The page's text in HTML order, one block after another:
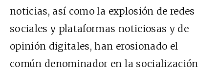
noticias, así como la explosión de redes
sociales y plataformas noticiosas y de
opinión digitales, han erosionado el
común denominador en la socialización